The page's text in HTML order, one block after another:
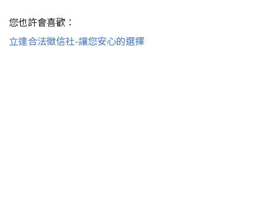
您也許會喜歡：
立達合法徵信社-讓您安心的選擇